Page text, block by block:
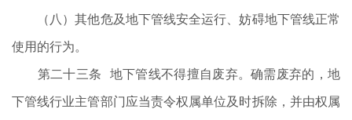
（八）其他危及地下管线安全运行、妨碍地下管线正常
使用的行为。
第二十三条 地下管线不得擅自废弃。确需废弃的，地
下管线行业主管部门应当责令权属单位及时拆除，并由权属